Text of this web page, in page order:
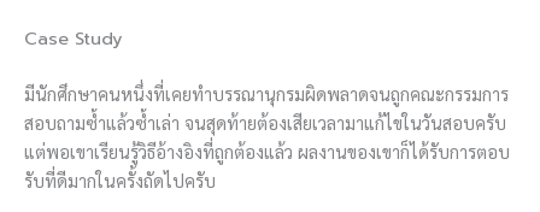
Case Study
มีนักศึกษาคนหนึ่งที่เคยทำบรรณานุกรมผิดพลาดจนถูกคณะกรรมการ
สอบถามซ้ำแล้วซ้ำเล่า จนสุดท้ายต้องเสียเวลามาแก้ไขในวันสอบครับ
แต่พอเขาเรียนรู้วิธีอ้างอิงที่ถูกต้องแล้ว ผลงานของเขาก็ได้รับการตอบ
รับที่ดีมากในครั้งถัดไปครับ